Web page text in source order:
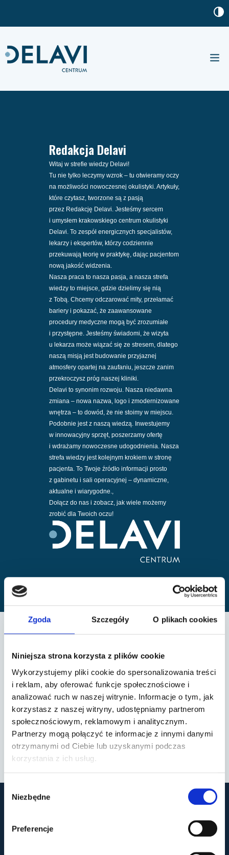
Zgoda Szczegóły O plikach cookies
Niniejsza strona korzysta z plików cookie
Wykorzystujemy pliki cookie do spersonalizowania treści
i reklam, aby oferować funkcje społecznościowe i
analizować ruch w naszej witrynie. Informacje o tym, jak
korzystasz z naszej witryny, udostępniamy partnerom
społecznościowym, reklamowym i analitycznym.
Partnerzy mogą połączyć te informacje z innymi danymi
otrzymanymi od Ciebie lub uzyskanymi podczas
korzystania z ich usług.
zgody
Niezbędne
Preferencje
Redakcja Delavi
Witaj w strefie wiedzy Delavi!
Tu nie tylko leczymy wzrok – tu otwieramy oczy
na możliwości nowoczesnej okulistyki. Artykuły,
które czytasz, tworzone są z pasją
przez Redakcję Delavi. Jesteśmy sercem
i umysłem krakowskiego centrum okulistyki
Delavi. To zespół energicznych specjalistów,
lekarzy i ekspertów, którzy codziennie
przekuwają teorię w praktykę, dając pacjentom
nową jakość widzenia.
Nasza praca to nasza pasja, a nasza strefa
wiedzy to miejsce, gdzie dzielimy się nią
z Tobą. Chcemy odczarować mity, przełamać
bariery i pokazać, że zaawansowane
procedury medyczne mogą być zrozumiałe
i przystępne. Jesteśmy świadomi, że wizyta
u lekarza może wiązać się ze stresem, dlatego
naszą misją jest budowanie przyjaznej
atmosfery opartej na zaufaniu, jeszcze zanim
przekroczysz próg naszej kliniki.
Delavi to synonim rozwoju. Nasza niedawna
zmiana – nowa nazwa, logo i zmodernizowane
wnętrza – to dowód, że nie stoimy w miejscu.
Podobnie jest z naszą wiedzą. Inwestujemy
w innowacyjny sprzęt, poszerzamy ofertę
i wdrażamy nowoczesne udogodnienia. Nasza
strefa wiedzy jest kolejnym krokiem w stronę
pacjenta. To Twoje źródło informacji prosto
z gabinetu i sali operacyjnej – dynamiczne,
aktualne i wiarygodne.,
Dołącz do nas i zobacz, jak wiele możemy
zrobić dla Twoich oczu!
Zadbaj o swój wzrok już
dziś
Nie czekaj z problemami wzroku. Umów się na bezpłatną
konsultację lub skorzystaj z szybkiej klasyfikacji, aby poznać
najlepsze opcje leczenia
Bezpłatna
konsultacja
Szybka